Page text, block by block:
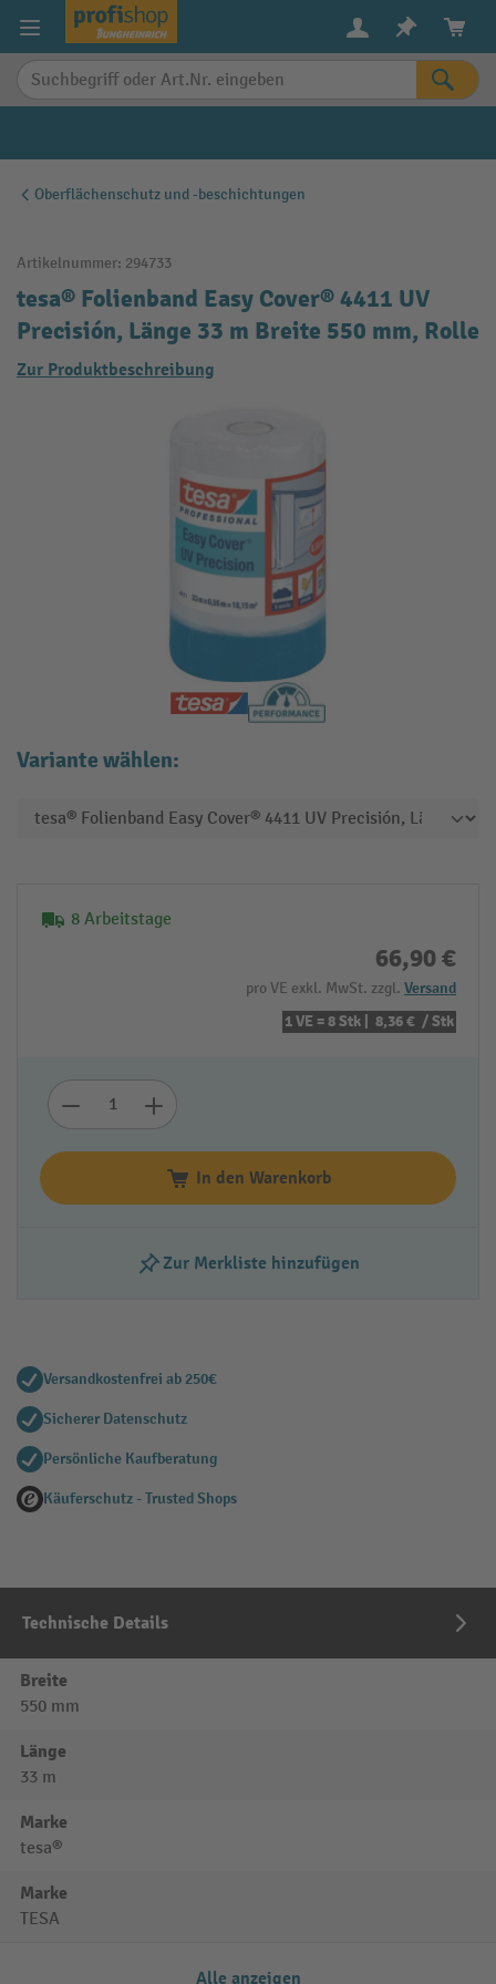
springen
Oberflächenschutz und -beschichtungen
Artikelnummer: 294733
tesa® Folienband Easy Cover® 4411 UV
Precisión, Länge 33 m Breite 550 mm, Rolle
Zur Produktbeschreibung
Variante wählen:
8 Arbeitstage
66,90 €
pro VE exkl. MwSt. zzgl. Versand
1 VE = 8 Stk | 8,36 € / Stk
In den Warenkorb
Zur Merkliste hinzufügen
Versandkostenfrei ab 250€
Sicherer Datenschutz
Persönliche Kaufberatung
Käuferschutz - Trusted Shops
Technische Details
Breite
550 mm
Länge
33 m
Marke
tesa®
Marke
TESA
Alle anzeigen